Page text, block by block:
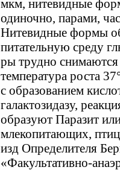
мкм, нитевидные
одиночно, парами,
Нитевидные формы
питательную среду
ры трудно снимаются
температура роста
с образованием
галактозидазу,
образуют Паразит
млекопитающих,
изд Определителя
«Факультативно-